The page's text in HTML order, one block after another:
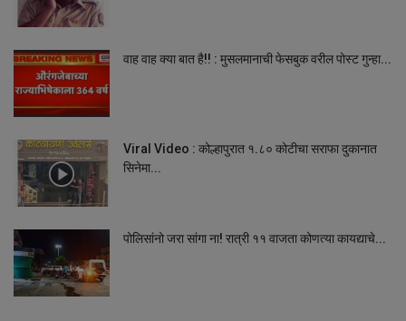
वाह वाह क्या बात है!! : मुसलमानाची फेसबुक वरील पोस्ट गुन्हा...
Viral Video : कोल्हापुरात १.८० कोटीचा सराफा दुकानात
सिनेमा...
पोलिसांनो जरा सांगा ना! रात्री ११ वाजता कोणत्या कायद्याचे...